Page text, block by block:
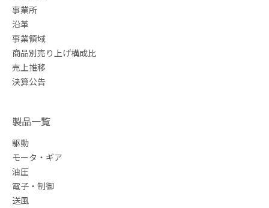
事業所
沿革
事業領域
商品別売り上げ構成比
売上推移
決算公告
製品一覧
駆動
モータ・ギア
油圧
電子・制御
送風